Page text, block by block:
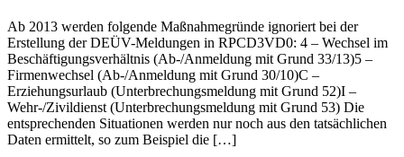
Ab 2013 werden folgende Maßnahmegründe ignoriert bei der
Erstellung der DEÜV-Meldungen in RPCD3VD0: 4 – Wechsel im
Beschäftigungsverhältnis (Ab-/Anmeldung mit Grund 33/13)5 –
Firmenwechsel (Ab-/Anmeldung mit Grund 30/10)C –
Erziehungsurlaub (Unterbrechungsmeldung mit Grund 52)I –
Wehr-/Zivildienst (Unterbrechungsmeldung mit Grund 53) Die
entsprechenden Situationen werden nur noch aus den tatsächlichen
Daten ermittelt, so zum Beispiel die […]